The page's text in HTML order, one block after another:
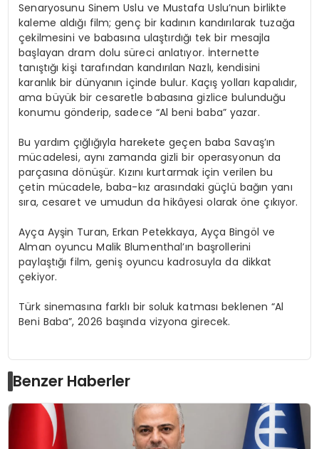
Senaryosunu Sinem Uslu ve Mustafa Uslu’nun birlikte
kaleme aldığı film; genç bir kadının kandırılarak tuzağa
çekilmesini ve babasına ulaştırdığı tek bir mesajla
başlayan dram dolu süreci anlatıyor. İnternette
tanıştığı kişi tarafından kandırılan Nazlı, kendisini
karanlık bir dünyanın içinde bulur. Kaçış yolları kapalıdır,
ama büyük bir cesaretle babasına gizlice bulunduğu
konumu gönderip, sadece “Al beni baba” yazar.
Bu yardım çığlığıyla harekete geçen baba Savaş’ın
mücadelesi, aynı zamanda gizli bir operasyonun da
parçasına dönüşür. Kızını kurtarmak için verilen bu
çetin mücadele, baba-kız arasındaki güçlü bağın yanı
sıra, cesaret ve umudun da hikâyesi olarak öne çıkıyor.
Ayça Ayşin Turan, Erkan Petekkaya, Ayça Bingöl ve
Alman oyuncu Malik Blumenthal’ın başrollerini
paylaştığı film, geniş oyuncu kadrosuyla da dikkat
çekiyor.
Türk sinemasına farklı bir soluk katması beklenen “Al
Beni Baba”, 2026 başında vizyona girecek.
Benzer Haberler